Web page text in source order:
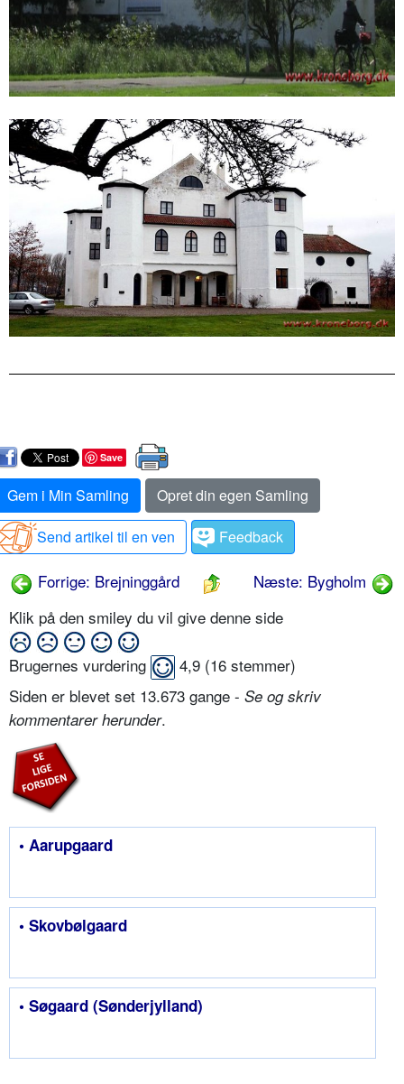
Save
Gem i Min Samling
Opret din egen Samling
Send artikel til en ven
Feedback
Forrige: Brejninggård
Næste: Bygholm
Klik på den smiley du vil give denne side
Brugernes vurdering 4,9 (16 stemmer)
Siden er blevet set 13.673 gange - Se og skriv
kommentarer herunder.
• Aarupgaard
• Skovbølgaard
• Søgaard (Sønderjylland)